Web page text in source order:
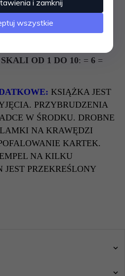
OD 1 DO 10: = 6 =
KSIĄŻKA JEST
PRZYBRUDZENIA
W ŚRODKU. DROBNE
NA KRAWĘDZI
KARTEK.
NA KILKU
JEST PRZEKREŚLONY
i zamknij
wszystkie